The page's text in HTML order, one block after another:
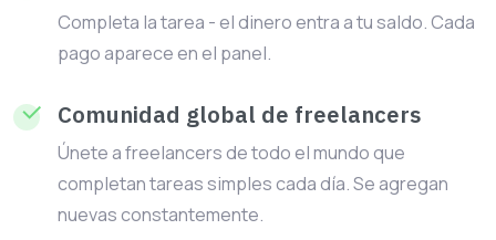
Completa la tarea - el dinero entra a tu saldo. Cada
pago aparece en el panel.
Comunidad global de freelancers
Únete a freelancers de todo el mundo que
completan tareas simples cada día. Se agregan
nuevas constantemente.